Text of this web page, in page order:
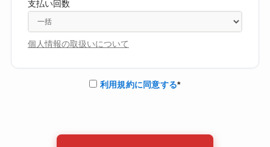
利用規約に同意する*